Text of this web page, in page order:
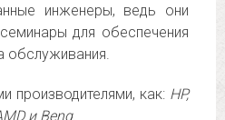
инженеры, ведь они
для обеспечения
обслуживания.
производителями, как: HP,
и Benq.